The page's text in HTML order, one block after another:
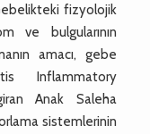
fizyolojik
ve bulgularının
amacı, gebe
Inflammatory
Anak Saleha
sistemlerinin